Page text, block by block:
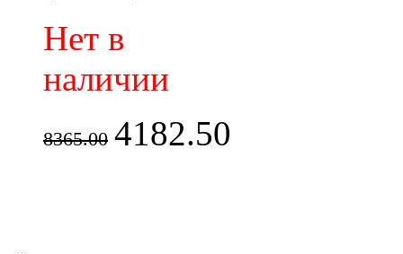
Нет в
наличии
8365.00 4182.50